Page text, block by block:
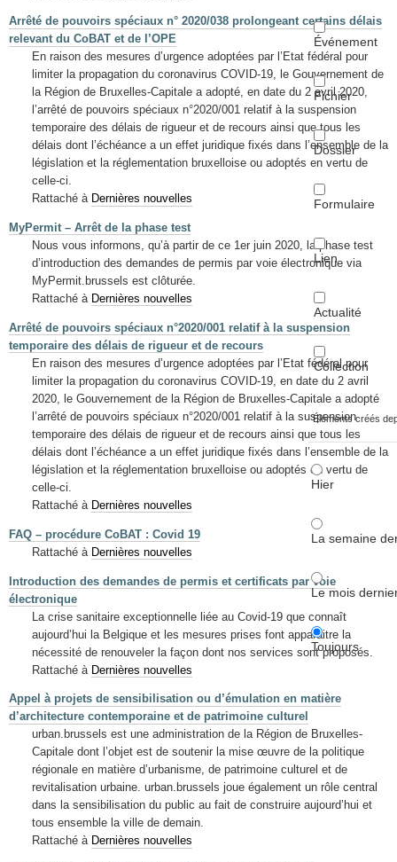
Événement
Fichier
Dossier
Formulaire
Lien
Actualité
Collection
Éléments créés
Hier
La semaine
Le mois
Toujours
Arrêté de pouvoirs spéciaux n° 2020/038 prolongeant certains délais
relevant du CoBAT et de l’OPE
En raison des mesures d’urgence adoptées par l’Etat fédéral pour
limiter la propagation du coronavirus COVID-19, le Gouvernement de
la Région de Bruxelles-Capitale a adopté, en date du 2 avril 2020,
l’arrêté de pouvoirs spéciaux n°2020/001 relatif à la suspension
temporaire des délais de rigueur et de recours ainsi que tous les
délais dont l’échéance a un effet juridique fixés dans l’ensemble de la
législation et la réglementation bruxelloise ou adoptés en vertu de
celle-ci.
Rattaché à Dernières nouvelles
MyPermit – Arrêt de la phase test
Nous vous informons, qu’à partir de ce 1er juin 2020, la phase test
d’introduction des demandes de permis par voie électronique via
MyPermit.brussels est clôturée.
Rattaché à Dernières nouvelles
Arrêté de pouvoirs spéciaux n°2020/001 relatif à la suspension
temporaire des délais de rigueur et de recours
En raison des mesures d’urgence adoptées par l’Etat fédéral pour
limiter la propagation du coronavirus COVID-19, en date du 2 avril
2020, le Gouvernement de la Région de Bruxelles-Capitale a adopté
l’arrêté de pouvoirs spéciaux n°2020/001 relatif à la suspension
temporaire des délais de rigueur et de recours ainsi que tous les
délais dont l’échéance a un effet juridique fixés dans l’ensemble de la
législation et la réglementation bruxelloise ou adoptés en vertu de
celle-ci.
Rattaché à Dernières nouvelles
FAQ – procédure CoBAT : Covid 19
Rattaché à Dernières nouvelles
Introduction des demandes de permis et certificats par voie
électronique
La crise sanitaire exceptionnelle liée au Covid-19 que connaît
aujourd’hui la Belgique et les mesures prises font apparaitre la
nécessité de renouveler la façon dont nos services sont proposés.
Rattaché à Dernières nouvelles
Appel à projets de sensibilisation ou d’émulation en matière
d’architecture contemporaine et de patrimoine culturel
urban.brussels est une administration de la Région de Bruxelles-
Capitale dont l’objet est de soutenir la mise œuvre de la politique
régionale en matière d’urbanisme, de patrimoine culturel et de
revitalisation urbaine. urban.brussels joue également un rôle central
dans la sensibilisation du public au fait de construire aujourd’hui et
tous ensemble la ville de demain.
Rattaché à Dernières nouvelles